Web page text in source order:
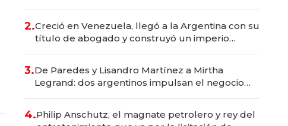
2.Creció en Venezuela, llegó a la Argentina con su
título de abogado y construyó un imperio
3.De Paredes y Lisandro Martínez a Mirtha
Legrand: dos argentinos impulsan el negocio
4.Philip Anschutz, el magnate petrolero y rey del